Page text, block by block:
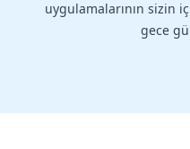
uygulamalarının sizin
gece